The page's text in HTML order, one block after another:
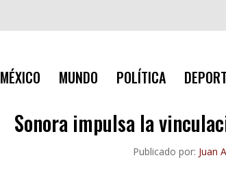
MÉXICO MUNDO POLÍTICA
Sonora impulsa la
Publicado por: Juan